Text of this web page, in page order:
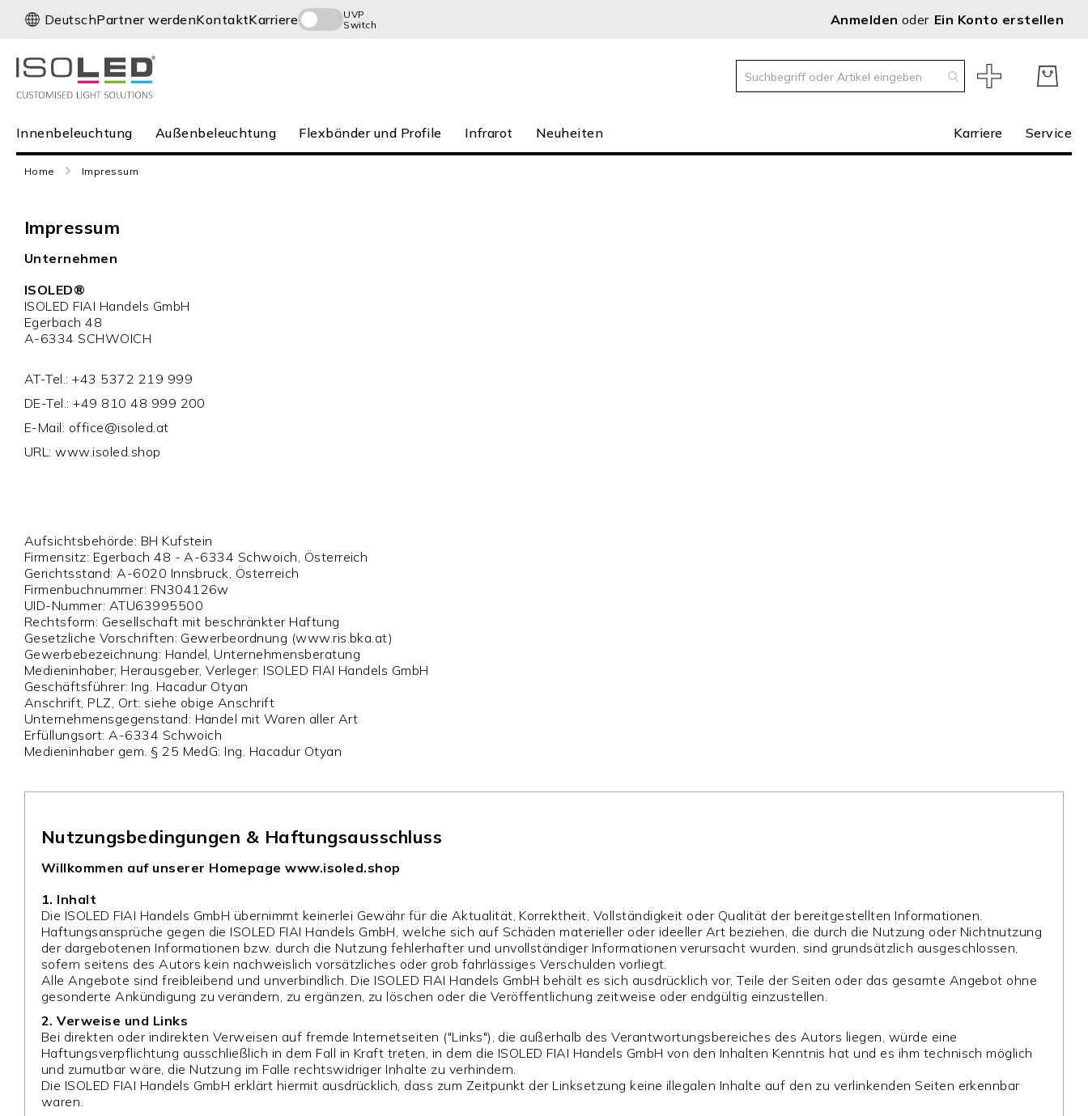
Direkt
zum
S
a
h
DeutschPartner werdenKontaktKarriere
UVP
Switch
Anmelden Ein Konto erstellen
Außenbeleuchtung
Flexbänder
Neuheiten
Karriere
Service
Innenbeleuchtung Außenbeleuchtung Flexbänder und Profile Infrarot Neuheiten Karriere Service
Home Impressum
Impressum
Unternehmen
ISOLED®
ISOLED FIAI Handels GmbH
Egerbach 48
A-6334 SCHWOICH
AT-Tel.: +43 5372 219 999
DE-Tel.: +49 810 48 999 200
E-Mail: office@isoled.at
URL: www.isoled.shop
Aufsichtsbehörde: BH Kufstein
Firmensitz: Egerbach 48 - A-6334 Schwoich, Österreich
Gerichtsstand: A-6020 Innsbruck, Österreich
Firmenbuchnummer: FN304126w
UID-Nummer: ATU63995500
Rechtsform: Gesellschaft mit beschränkter Haftung
Gesetzliche Vorschriften: Gewerbeordnung (www.ris.bka.at)
Gewerbebezeichnung: Handel, Unternehmensberatung
Medieninhaber, Herausgeber, Verleger: ISOLED FIAI Handels GmbH
Geschäftsführer: Ing. Hacadur Otyan
Anschrift, PLZ, Ort: siehe obige Anschrift
Unternehmensgegenstand: Handel mit Waren aller Art
Erfüllungsort: A-6334 Schwoich
Medieninhaber gem. § 25 MedG: Ing. Hacadur Otyan
Nutzungsbedingungen & Haftungsausschluss
Willkommen auf unserer Homepage www.isoled.shop
1. Inhalt
Die ISOLED FIAI Handels GmbH übernimmt keinerlei Gewähr für die Aktualität, Korrektheit, Vollständigkeit oder Qualität der bereitgestellten Informationen.
Haftungsansprüche gegen die ISOLED FIAI Handels GmbH, welche sich auf Schäden materieller oder ideeller Art beziehen, die durch die Nutzung oder Nichtnutzung
der dargebotenen Informationen bzw. durch die Nutzung fehlerhafter und unvollständiger Informationen verursacht wurden, sind grundsätzlich ausgeschlossen,
sofern seitens des Autors kein nachweislich vorsätzliches oder grob fahrlässiges Verschulden vorliegt.
Alle Angebote sind freibleibend und unverbindlich. Die ISOLED FIAI Handels GmbH behält es sich ausdrücklich vor, Teile der Seiten oder das gesamte Angebot ohne
gesonderte Ankündigung zu verändern, zu ergänzen, zu löschen oder die Veröffentlichung zeitweise oder endgültig einzustellen.
2. Verweise und Links
Bei direkten oder indirekten Verweisen auf fremde Internetseiten ("Links"), die außerhalb des Verantwortungsbereiches des Autors liegen, würde eine
Haftungsverpflichtung ausschließlich in dem Fall in Kraft treten, in dem die ISOLED FIAI Handels GmbH von den Inhalten Kenntnis hat und es ihm technisch möglich
und zumutbar wäre, die Nutzung im Falle rechtswidriger Inhalte zu verhindern.
Die ISOLED FIAI Handels GmbH erklärt hiermit ausdrücklich, dass zum Zeitpunkt der Linksetzung keine illegalen Inhalte auf den zu verlinkenden Seiten erkennbar
waren.